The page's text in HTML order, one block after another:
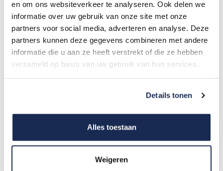
en om ons websiteverkeer te analyseren. Ook delen we
informatie over uw gebruik van onze site met onze
partners voor social media, adverteren en analyse. Deze
partners kunnen deze gegevens combineren met andere
informatie die u aan ze heeft verstrekt of die ze hebben
verzameld op basis van uw gebruik van hun services.
Details tonen
Alles toestaan
Weigeren
Over Arti-Interieur:
Woensdag: 9.00 - 17.00
Vrijdag: 9.00 - 17.00